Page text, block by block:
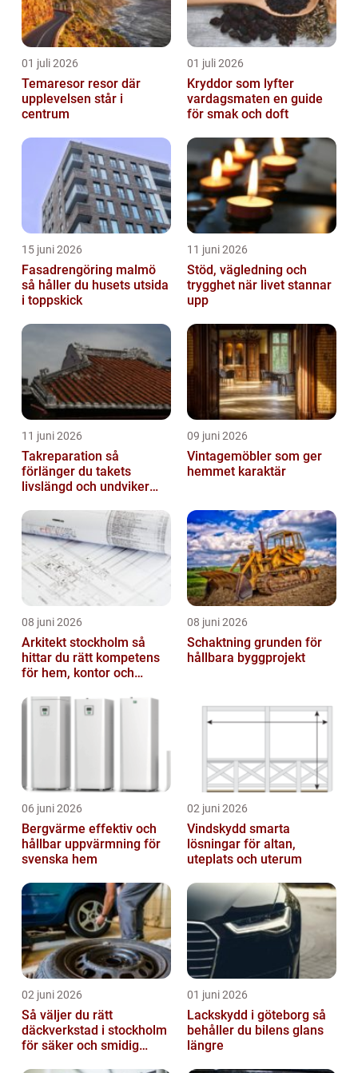
01 juli 2026
Temaresor resor där
upplevelsen står i
centrum
01 juli 2026
Kryddor som lyfter
vardagsmaten en guide
för smak och doft
15 juni 2026
Fasadrengöring malmö
så håller du husets utsida
i toppskick
11 juni 2026
Stöd, vägledning och
trygghet när livet stannar
upp
11 juni 2026
Takreparation så
förlänger du takets
livslängd och undviker
09 juni 2026
Vintagemöbler som ger
hemmet karaktär
08 juni 2026
Arkitekt stockholm så
hittar du rätt kompetens
för hem, kontor och
08 juni 2026
Schaktning grunden för
hållbara byggprojekt
06 juni 2026
Bergvärme effektiv och
hållbar uppvärmning för
svenska hem
02 juni 2026
Vindskydd smarta
lösningar för altan,
uteplats och uterum
02 juni 2026
Så väljer du rätt
däckverkstad i stockholm
för säker och smidig
01 juni 2026
Lackskydd i göteborg så
behåller du bilens glans
längre